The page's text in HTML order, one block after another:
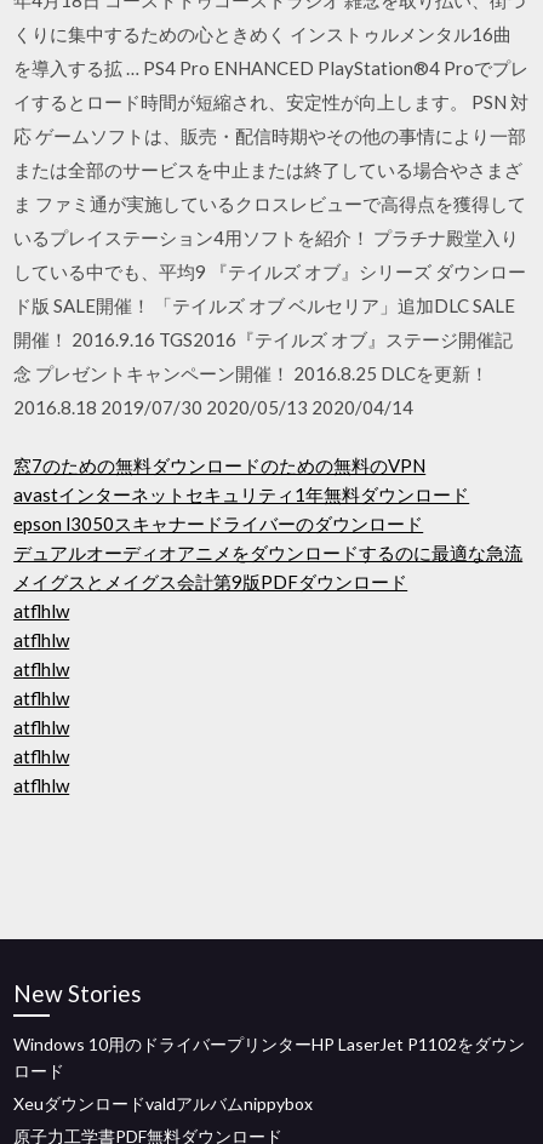
くりに集中するための心ときめく インストゥルメンタル16曲
を導入する拡 … PS4 Pro ENHANCED PlayStation®4 Proでプレ
イするとロード時間が短縮され、安定性が向上します。 PSN 対
応 ゲームソフトは、販売・配信時期やその他の事情により一部
または全部のサービスを中止または終了している場合やさまざ
ま ファミ通が実施しているクロスレビューで高得点を獲得して
いるプレイステーション4用ソフトを紹介！ プラチナ殿堂入り
している中でも、平均9 『テイルズ オブ』シリーズ ダウンロー
ド版 SALE開催！ 「テイルズ オブ ベルセリア」追加DLC SALE
開催！ 2016.9.16 TGS2016『テイルズ オブ』ステージ開催記
念 プレゼントキャンペーン開催！ 2016.8.25 DLCを更新！
2016.8.18 2019/07/30 2020/05/13 2020/04/14
窓7のための無料ダウンロードのための無料のVPN
avastインターネットセキュリティ1年無料ダウンロード
epson l3050スキャナードライバーのダウンロード
デュアルオーディオアニメをダウンロードするのに最適な急流
メイグスとメイグス会計第9版PDFダウンロード
atflhlw
atflhlw
atflhlw
atflhlw
atflhlw
atflhlw
atflhlw
New Stories
Windows 10用のドライバープリンターHP LaserJet P1102をダウン
ロード
Xeuダウンロードvaldアルバムnippybox
原子力工学書PDF無料ダウンロード